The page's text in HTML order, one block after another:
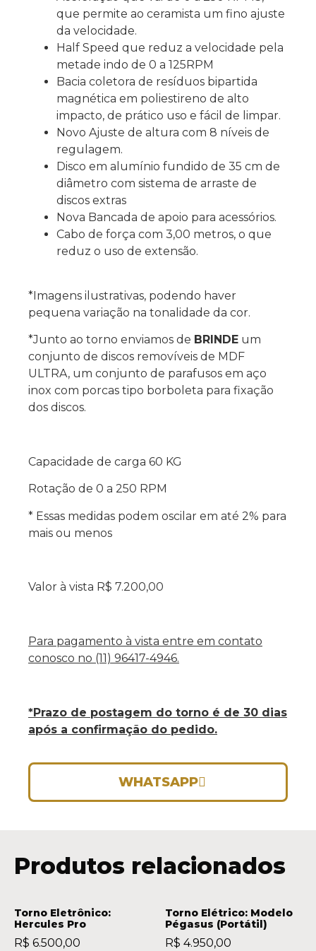
que permite ao ceramista um fino ajuste
da velocidade.
Half Speed que reduz a velocidade pela
metade indo de 0 a 125RPM
Bacia coletora de resíduos bipartida
magnética em poliestireno de alto
impacto, de prático uso e fácil de limpar.
Novo Ajuste de altura com 8 níveis de
regulagem.
Disco em alumínio fundido de 35 cm de
diâmetro com sistema de arraste de
discos extras
Nova Bancada de apoio para acessórios.
Cabo de força com 3,00 metros, o que
reduz o uso de extensão.
*Imagens ilustrativas, podendo haver
pequena variação na tonalidade da cor.
*Junto ao torno enviamos de BRINDE um
conjunto de discos removíveis de MDF
ULTRA, um conjunto de parafusos em aço
inox com porcas tipo borboleta para fixação
dos discos.
Capacidade de carga 60 KG
Rotação de 0 a 250 RPM
* Essas medidas podem oscilar em até 2% para
mais ou menos
Valor à vista R$ 7.200,00
Para pagamento à vista entre em contato
conosco no (11) 96417-4946.
*Prazo de postagem do torno é de 30 dias
após a confirmação do pedido.
WHATSAPP
Produtos relacionados
Torno Eletrônico:
Hercules Pro
R$ 6.500,00
Torno Elétrico: Modelo
Pégasus (Portátil)
R$ 4.950,00